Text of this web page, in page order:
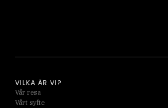
VILKA ÄR VI?
Vår resa
Vårt syfte